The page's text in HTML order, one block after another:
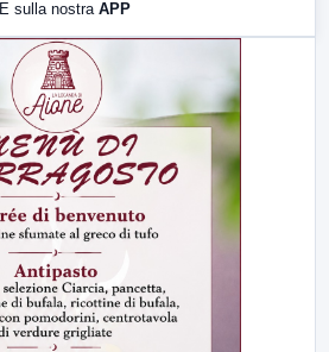
E sulla nostra APP